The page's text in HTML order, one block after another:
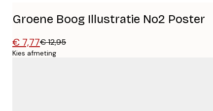
Groene Boog Illustratie No2 Poster
€ 7,77€ 12,95
Kies afmeting